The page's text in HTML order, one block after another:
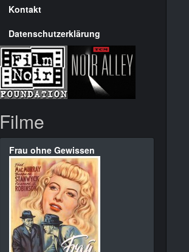
Kontakt
Datenschutzerklärung
Filme
Frau ohne Gewissen